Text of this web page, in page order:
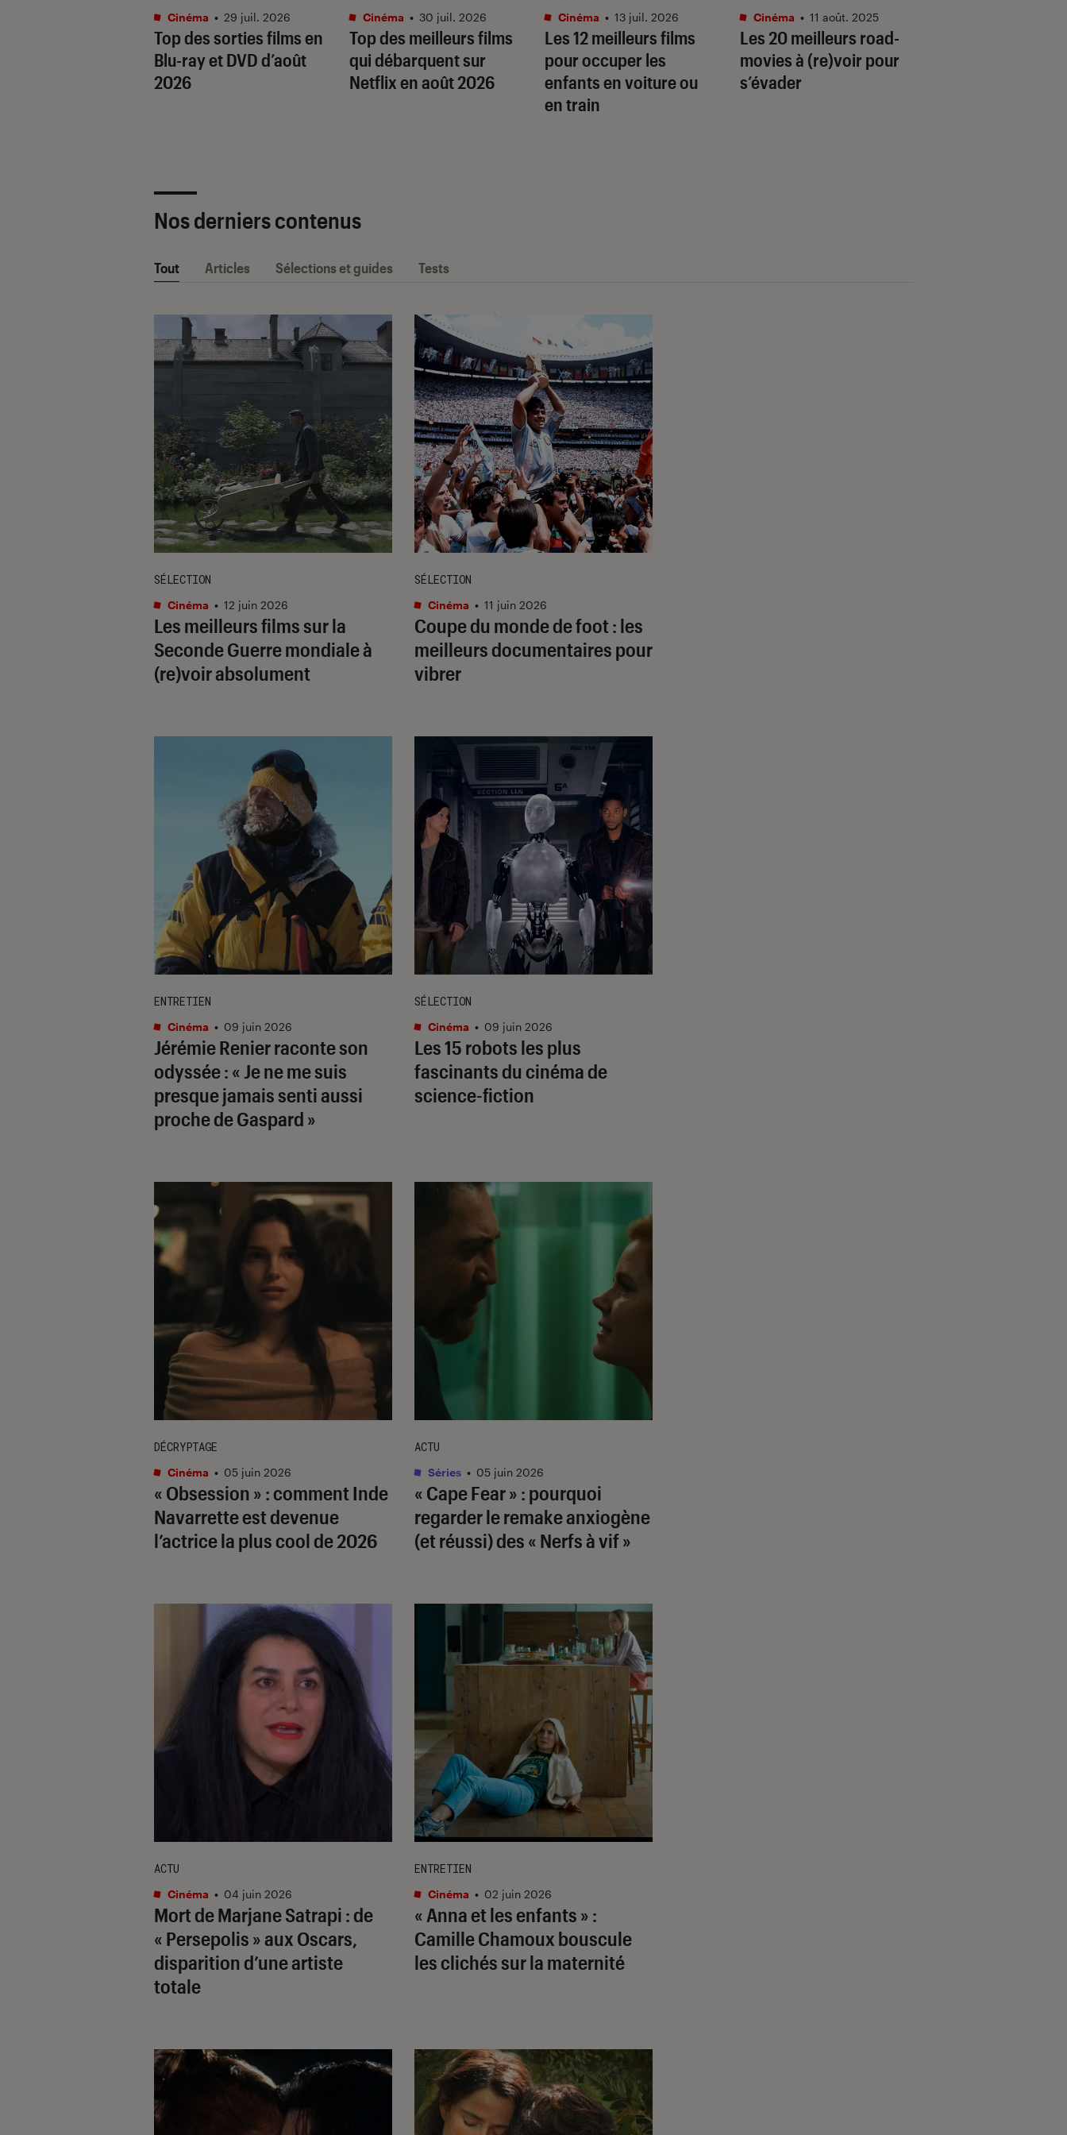
Top des sorties films en
Blu-ray et DVD d’août
2026
Cinéma • 29 juil. 2026
Top des meilleurs films
qui débarquent sur
Netflix en août 2026
Cinéma • 30 juil. 2026
Les 12 meilleurs films
pour occuper les
enfants en voiture ou
en train
Cinéma • 13 juil. 2026
Les 20 meilleurs road-
movies à (re)voir pour
s’évader
Cinéma • 11 août. 2025
Nos derniers contenus
Tout Articles Sélections et guides Tests
Les meilleurs films sur la
Seconde Guerre mondiale à
(re)voir absolument
SÉLECTION
Cinéma • 12 juin 2026
Coupe du monde de foot : les
meilleurs documentaires pour
vibrer
SÉLECTION
Cinéma • 11 juin 2026
Jérémie Renier raconte son
odyssée : « Je ne me suis
presque jamais senti aussi
proche de Gaspard »
ENTRETIEN
Cinéma • 09 juin 2026
Les 15 robots les plus
fascinants du cinéma de
science-fiction
SÉLECTION
Cinéma • 09 juin 2026
« Obsession » : comment Inde
Navarrette est devenue
l’actrice la plus cool de 2026
DÉCRYPTAGE
Cinéma • 05 juin 2026
« Cape Fear » : pourquoi
regarder le remake anxiogène
(et réussi) des « Nerfs à vif »
ACTU
Séries • 05 juin 2026
Mort de Marjane Satrapi : de
« Persepolis » aux Oscars,
disparition d’une artiste
totale
ACTU
Cinéma • 04 juin 2026
« Anna et les enfants » :
Camille Chamoux bouscule
les clichés sur la maternité
ENTRETIEN
Cinéma • 02 juin 2026